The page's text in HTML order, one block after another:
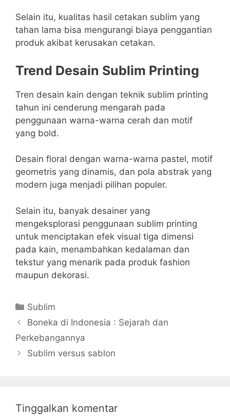
Selain itu, kualitas hasil cetakan sublim yang
tahan lama bisa mengurangi biaya penggantian
produk akibat kerusakan cetakan.
Trend Desain Sublim Printing
Tren desain kain dengan teknik sublim printing
tahun ini cenderung mengarah pada
penggunaan warna-warna cerah dan motif
yang bold.
Desain floral dengan warna-warna pastel, motif
geometris yang dinamis, dan pola abstrak yang
modern juga menjadi pilihan populer.
Selain itu, banyak desainer yang
mengeksplorasi penggunaan sublim printing
untuk menciptakan efek visual tiga dimensi
pada kain, menambahkan kedalaman dan
tekstur yang menarik pada produk fashion
maupun dekorasi.
Kategori
Sublim
Boneka di Indonesia : Sejarah dan
Perkebangannya
Sublim versus sablon
Tinggalkan komentar